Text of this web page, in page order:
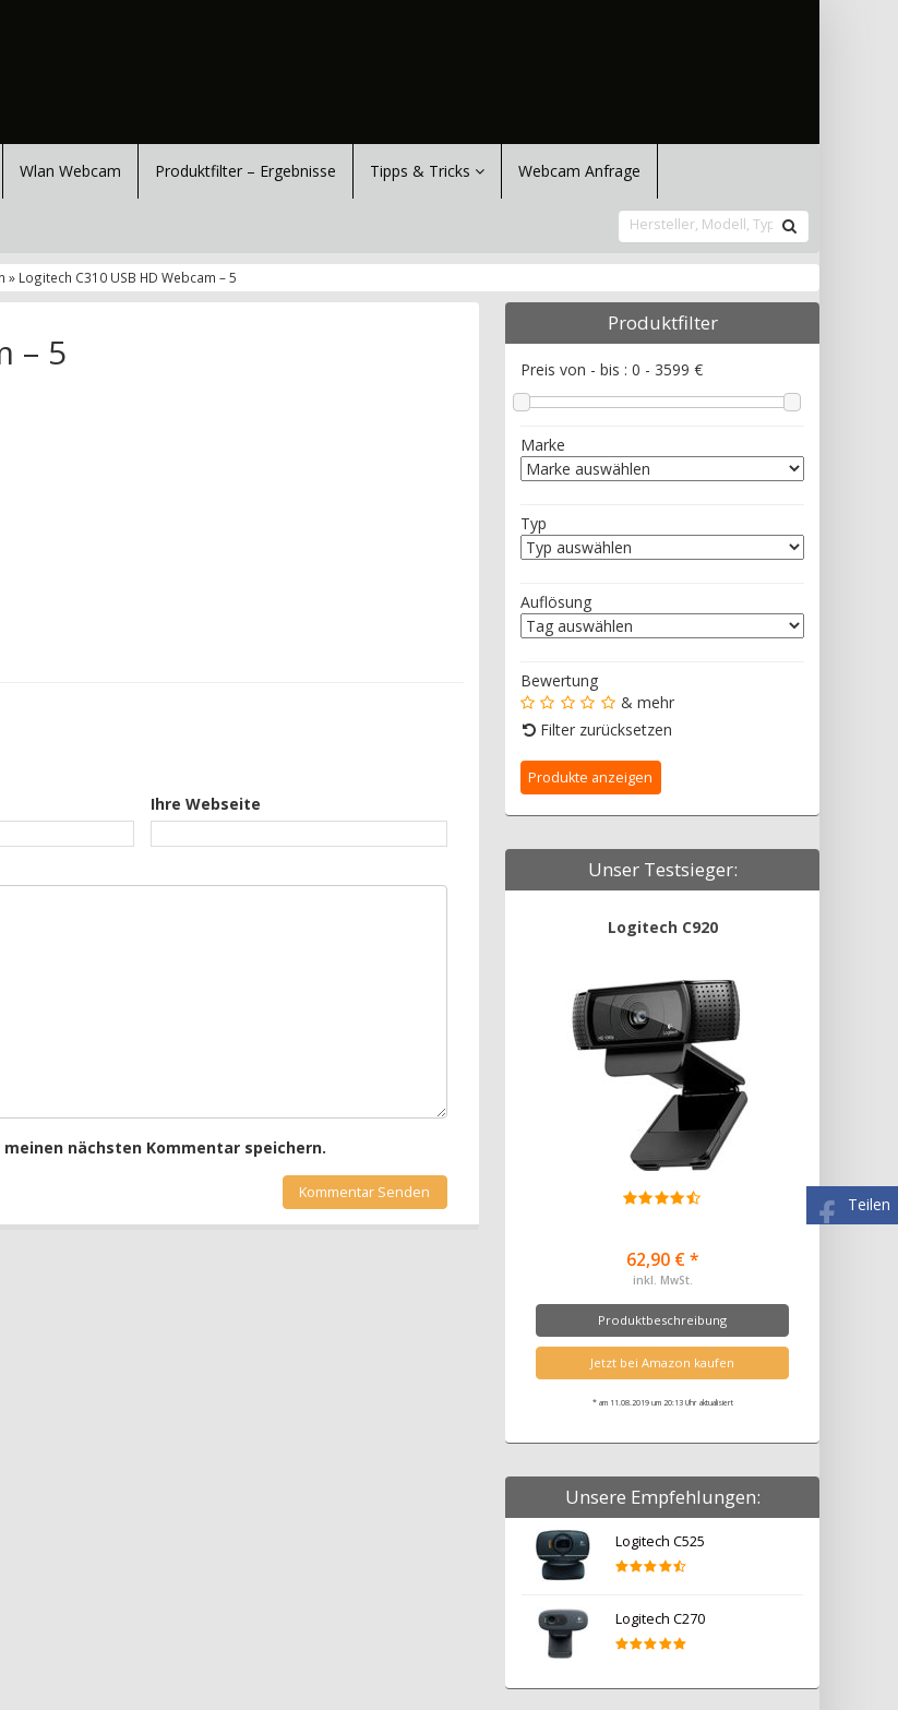
Wlan Webcam Produktfilter – Ergebnisse Tipps & Tricks Webcam Anfrage
» Logitech C310 USB HD Webcam – 5
Teilen
– 5
Ihre Webseite
nächsten Kommentar speichern.
Produktfilter
Preis von - bis : 0 - 3599 €
Marke
Typ
Auflösung
Bewertung
& mehr
Filter zurücksetzen
Unser Testsieger:
Logitech C920
62,90 € *
inkl. MwSt.
Produktbeschreibung
Jetzt bei Amazon kaufen
* am 11.08.2019 um 20:13 Uhr aktualisiert
Unsere Empfehlungen:
Logitech C525
Logitech C270